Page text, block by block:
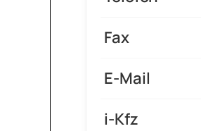
Fax
E-Mail
i-Kfz